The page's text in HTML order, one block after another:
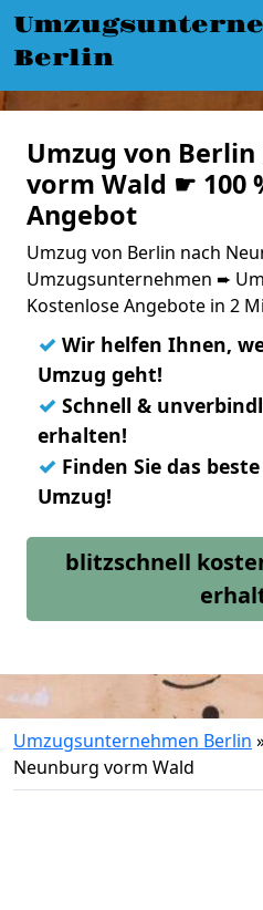
Berlin
Umzug von
vorm Wald ☛ 100
Angebot
Umzug von Berlin nach
Umzugsunternehmen ➨
Kostenlose Angebote in 2
✓ Wir helfen Ihnen,
Umzug geht!
✓ Schnell &
erhalten!
✓ Finden Sie das
Umzug!
blitzschnell
Umzugsunternehmen Berlin
Neunburg vorm Wald